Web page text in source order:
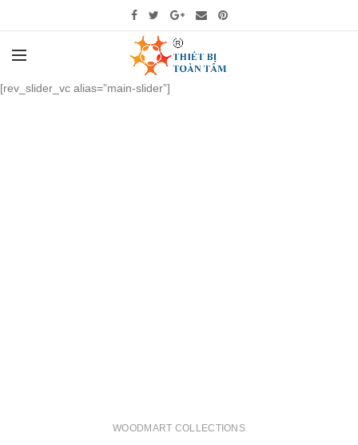
[rev_slider_vc alias=”main-slider”]
WOODMART COLLECTIONS